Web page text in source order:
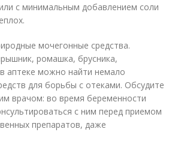
с минимальным добавлением соли
мочегонные средства.
ромашка, брусника,
аптеке можно найти немало
для борьбы с отеками. Обсудите
врачом: во время беременности
с ним перед приемом
препаратов, даже